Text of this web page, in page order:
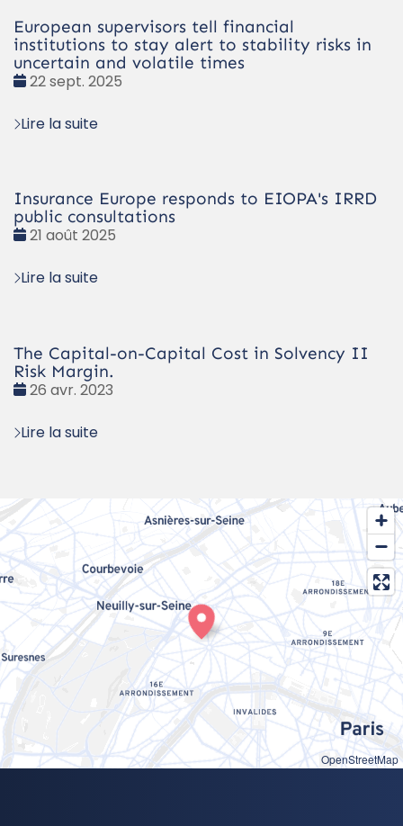
European supervisors tell financial
institutions to stay alert to stability risks in
uncertain and volatile times
Date
22 sept. 2025
Lire la suite
Insurance Europe responds to EIOPA's IRRD
public consultations
Date
21 août 2025
Lire la suite
The Capital-on-Capital Cost in Solvency II
Risk Margin.
Date
26 avr. 2023
Lire la suite
OpenStreetMap